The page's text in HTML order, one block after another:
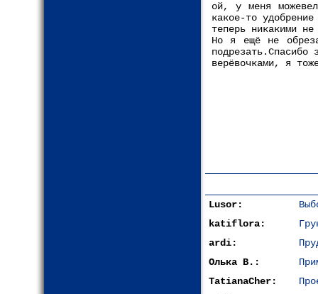
ой, у меня
какое-то
теперь никакими
Но я ещё не
подрезать.Спасибо
верёвочками, я
Lusor:
katiflora:
ardi:
Олька В.:
TatianaCher: